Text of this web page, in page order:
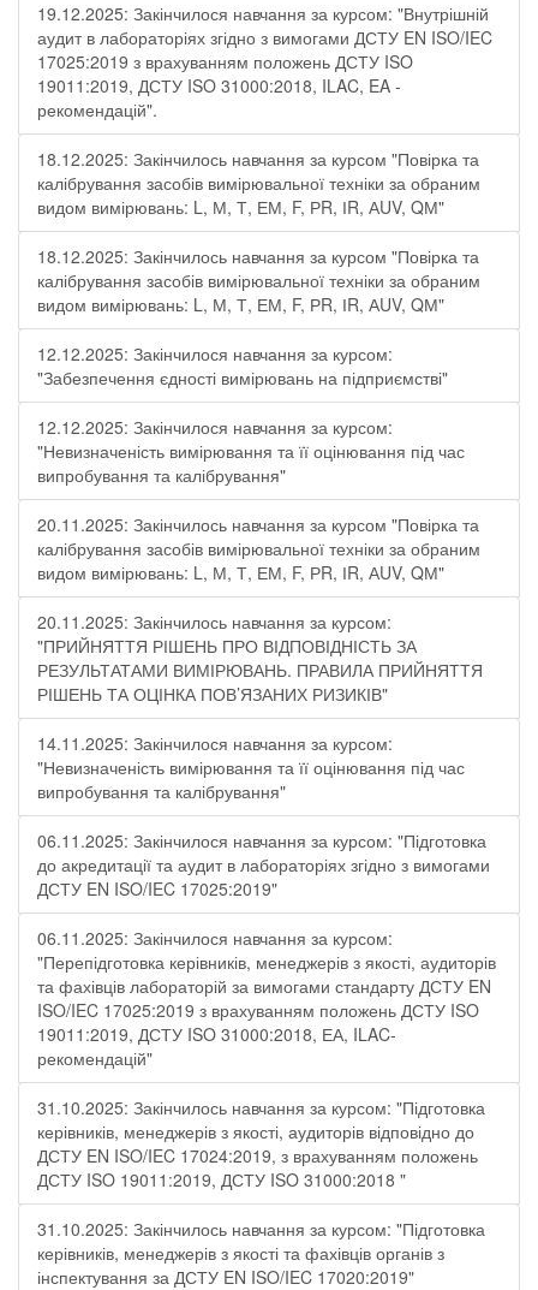
19.12.2025: Закінчилося навчання за курсом: "Внутрішній
аудит в лабораторіях згідно з вимогами ДСТУ EN ISO/IEC
17025:2019 з врахуванням положень ДСТУ ISO
19011:2019, ДСТУ ISO 31000:2018, ILAC, EA -
рекомендацій".
18.12.2025: Закінчилось навчання за курсом "Повірка та
калібрування засобів вимірювальної техніки за обраним
видом вимірювань: L, М, Т, ЕМ, F, РR, ІR, АUV, QМ"
18.12.2025: Закінчилось навчання за курсом "Повірка та
калібрування засобів вимірювальної техніки за обраним
видом вимірювань: L, М, Т, ЕМ, F, РR, ІR, АUV, QМ"
12.12.2025: Закінчилося навчання за курсом:
"Забезпечення єдності вимірювань на підприємстві"
12.12.2025: Закінчилося навчання за курсом:
"Невизначеність вимірювання та її оцінювання під час
випробування та калібрування"
20.11.2025: Закінчилось навчання за курсом "Повірка та
калібрування засобів вимірювальної техніки за обраним
видом вимірювань: L, М, Т, ЕМ, F, РR, ІR, АUV, QМ"
20.11.2025: Закінчилось навчання за курсом:
"ПРИЙНЯТТЯ РІШЕНЬ ПРО ВІДПОВІДНІСТЬ ЗА
РЕЗУЛЬТАТАМИ ВИМІРЮВАНЬ. ПРАВИЛА ПРИЙНЯТТЯ
РІШЕНЬ ТА ОЦІНКА ПОВ’ЯЗАНИХ РИЗИКІВ"
14.11.2025: Закінчилося навчання за курсом:
"Невизначеність вимірювання та її оцінювання під час
випробування та калібрування"
06.11.2025: Закінчилося навчання за курсом: "Підготовка
до акредитації та аудит в лабораторіях згідно з вимогами
ДСТУ EN ISO/IEC 17025:2019"
06.11.2025: Закінчилося навчання за курсом:
"Перепідготовка керівників, менеджерів з якості, аудиторів
та фахівців лабораторій за вимогами стандарту ДСТУ EN
ISO/IEC 17025:2019 з врахуванням положень ДСТУ ISO
19011:2019, ДСТУ ISO 31000:2018, ЕА, ILAC-
рекомендацій"
31.10.2025: Закінчилось навчання за курсом: "Підготовка
керівників, менеджерів з якості, аудиторів відповідно до
ДСТУ EN ISO/IEC 17024:2019, з врахуванням положень
ДСТУ ISO 19011:2019, ДСТУ ISO 31000:2018 "
31.10.2025: Закінчилось навчання за курсом: "Підготовка
керівників, менеджерів з якості та фахівців органів з
інспектування за ДСТУ EN ISO/IEC 17020:2019"